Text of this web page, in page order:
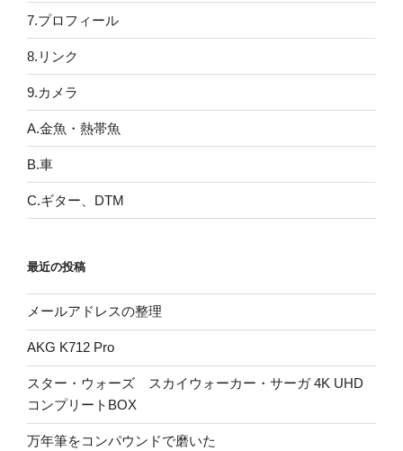
7.プロフィール
8.リンク
9.カメラ
A.金魚・熱帯魚
B.車
C.ギター、DTM
最近の投稿
メールアドレスの整理
AKG K712 Pro
スター・ウォーズ スカイウォーカー・サーガ 4K UHD
コンプリートBOX
万年筆をコンパウンドで磨いた